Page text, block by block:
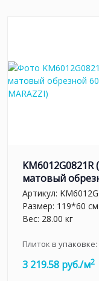
матовый
Артикул:
Размер: 119*60 см
Вес: 28.00 кг
Плиток в упаковке:
3 219.58 руб./м2